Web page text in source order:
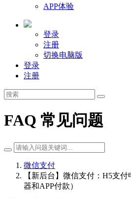
APP体验
登录
注册
切换电脑版
登录
注册
FAQ 常见问题
微信支付
【新后台】微信支付：H5支
器和APP付款）